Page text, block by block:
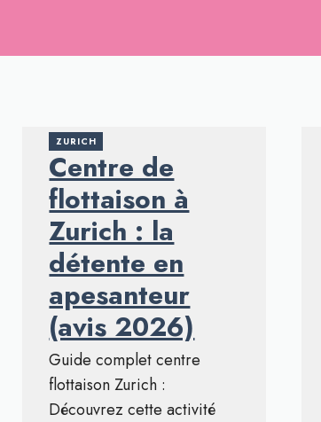
ZURICH
Centre de
flottaison à
Zurich : la
détente en
apesanteur
(avis 2026)
Guide complet centre
flottaison Zurich :
Découvrez cette activité